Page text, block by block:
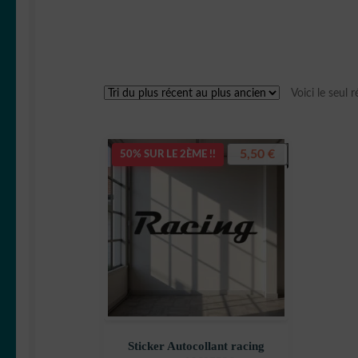
Voici le seul
50% SUR LE 2ÈME !!
Sticker Autocollant racing
5,50€